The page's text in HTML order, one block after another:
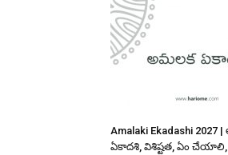
Amalaki Ekadashi 2027
ఏకాదశి, విశిష్టత, ఏం